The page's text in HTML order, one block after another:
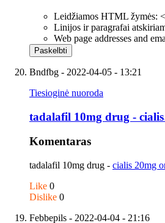
Leidžiamos HTML žymės:
Linijos ir paragrafai
Web page addresses and
Bndfbg - 2022-04-05 - 13:21
Tiesioginė nuoroda
tadalafil 10mg drug -
Komentaras
tadalafil 10mg drug - cialis 20mg
Like 0
Dislike 0
Febbepils - 2022-04-04 - 21:16